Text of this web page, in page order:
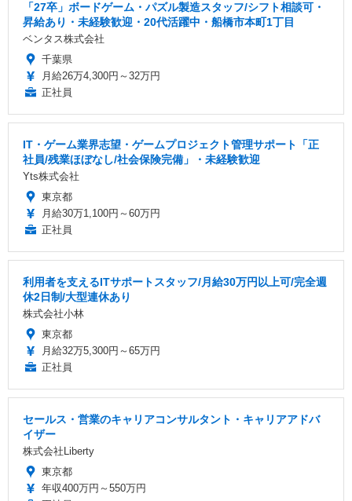
「27卒」ボードゲーム・パズル製造スタッフ/シフト相談可・
昇給あり・未経験歓迎・20代活躍中・船橋市本町1丁目
ベンタス株式会社
千葉県
月給26万4,300円～32万円
正社員
IT・ゲーム業界志望・ゲームプロジェクト管理サポート「正
社員/残業ほぼなし/社会保険完備」・未経験歓迎
Yts株式会社
東京都
月給30万1,100円～60万円
正社員
利用者を支えるITサポートスタッフ/月給30万円以上可/完全週
休2日制/大型連休あり
株式会社小林
東京都
月給32万5,300円～65万円
正社員
セールス・営業のキャリアコンサルタント・キャリアアドバ
イザー
株式会社Liberty
東京都
年収400万円～550万円